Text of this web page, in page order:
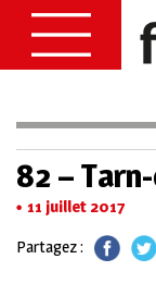
82 –
11 juillet 2017
Partagez :